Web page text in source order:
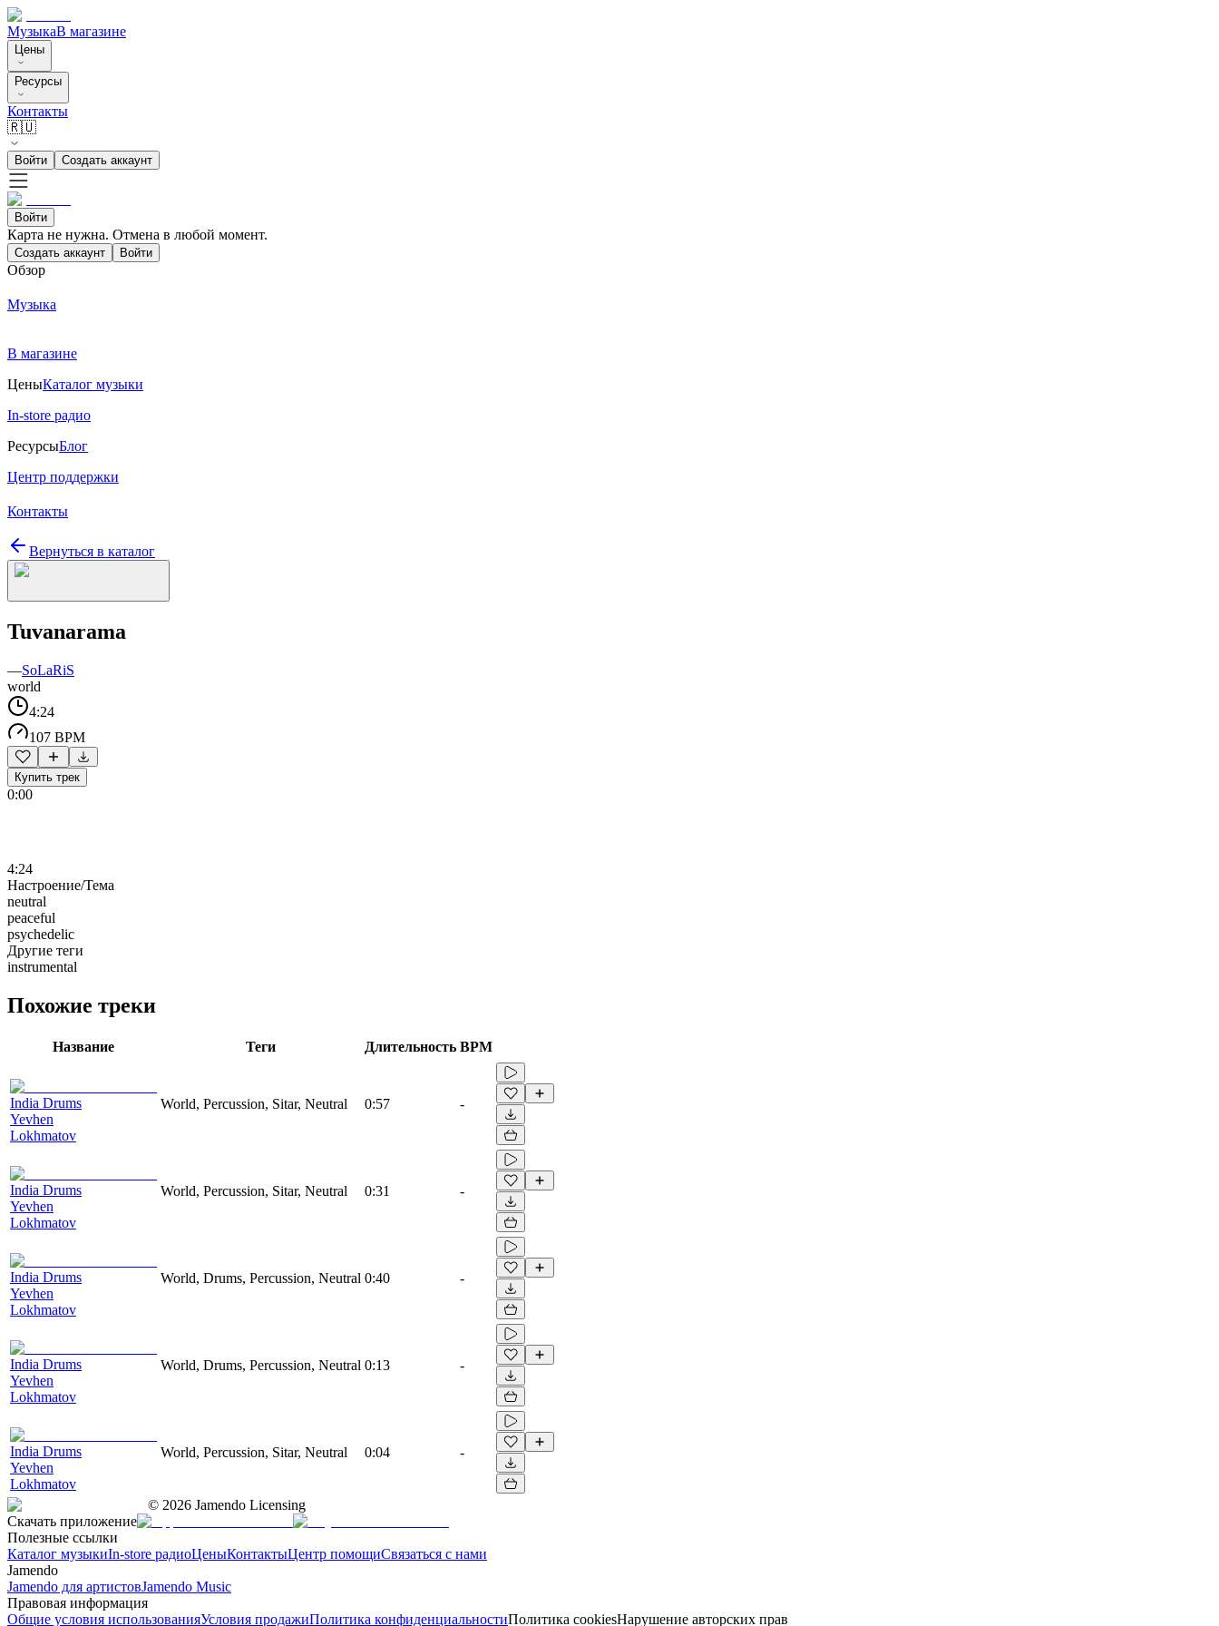
МузыкаВ магазине
Цены
Ресурсы
Контакты
🇷🇺
Войти Создать аккаунт
Войти
Карта не нужна. Отмена в любой момент.
Создать аккаунт Войти
Обзор
Музыка
В магазине
ЦеныКаталог музыки
In-store радио
РесурсыБлог
Центр поддержки
Контакты
Вернуться в каталог
Tuvanarama
—SoLaRiS
world
4:24
107 BPM
Купить трек
0:00
4:24
Настроение/Тема
neutral
peaceful
psychedelic
Другие теги
instrumental
Похожие треки
Название Теги Длительность BPM
India Drums
Yevhen
Lokhmatov
World, Percussion, Sitar, Neutral 0:57 -
India Drums
Yevhen
Lokhmatov
World, Percussion, Sitar, Neutral 0:31 -
India Drums
Yevhen
Lokhmatov
World, Drums, Percussion, Neutral 0:40 -
India Drums
Yevhen
Lokhmatov
World, Drums, Percussion, Neutral 0:13 -
India Drums
Yevhen
Lokhmatov
World, Percussion, Sitar, Neutral 0:04 -
© 2026 Jamendo Licensing
Скачать приложение
Полезные ссылки
Каталог музыкиIn-store радиоЦеныКонтактыЦентр помощиСвязаться с нами
Jamendo
Jamendo для артистовJamendo Music
Правовая информация
Общие условия использованияУсловия продажиПолитика конфиденциальностиПолитика cookiesНарушение авторских прав